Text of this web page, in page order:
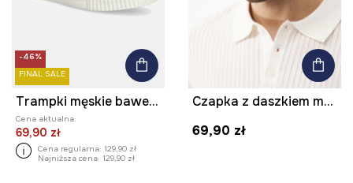
-46%
FINAL SALE
Trampki męskie bawełniane
Cena aktualna:
69,90 zł
Cena regularna: 129,90 zł
Najniższa cena: 129,90 zł
Czapka z daszkiem męska z lnem
69,90 zł